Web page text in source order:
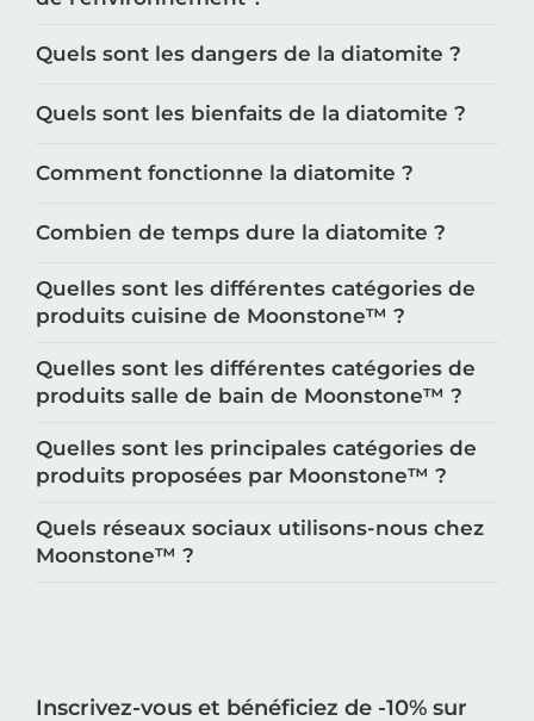
Quels sont les dangers de la diatomite ?
Quels sont les bienfaits de la diatomite ?
Comment fonctionne la diatomite ?
Combien de temps dure la diatomite ?
Quelles sont les différentes catégories de
produits cuisine de Moonstone™️ ?
Quelles sont les différentes catégories de
produits salle de bain de Moonstone™️ ?
Quelles sont les principales catégories de
produits proposées par Moonstone™️ ?
Quels réseaux sociaux utilisons-nous chez
Moonstone™️ ?
Inscrivez-vous et bénéficiez de -10% sur